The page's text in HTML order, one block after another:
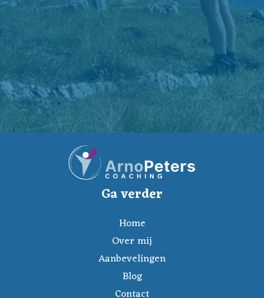
Ga verder
Home
Over mij
Aanbevelingen
Blog
Contact